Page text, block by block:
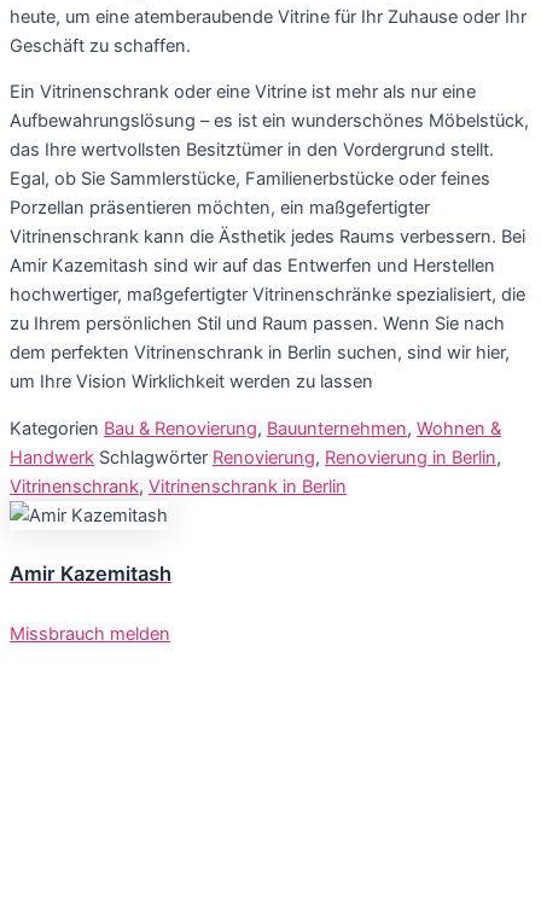
heute, um eine atemberaubende Vitrine für Ihr Zuhause oder Ihr
Geschäft zu schaffen.
Ein Vitrinenschrank oder eine Vitrine ist mehr als nur eine
Aufbewahrungslösung – es ist ein wunderschönes Möbelstück,
das Ihre wertvollsten Besitztümer in den Vordergrund stellt.
Egal, ob Sie Sammlerstücke, Familienerbstücke oder feines
Porzellan präsentieren möchten, ein maßgefertigter
Vitrinenschrank kann die Ästhetik jedes Raums verbessern. Bei
Amir Kazemitash sind wir auf das Entwerfen und Herstellen
hochwertiger, maßgefertigter Vitrinenschränke spezialisiert, die
zu Ihrem persönlichen Stil und Raum passen. Wenn Sie nach
dem perfekten Vitrinenschrank in Berlin suchen, sind wir hier,
um Ihre Vision Wirklichkeit werden zu lassen
Kategorien Bau & Renovierung, Bauunternehmen, Wohnen &
Handwerk Schlagwörter Renovierung, Renovierung in Berlin,
Vitrinenschrank, Vitrinenschrank in Berlin
Amir Kazemitash
Missbrauch melden